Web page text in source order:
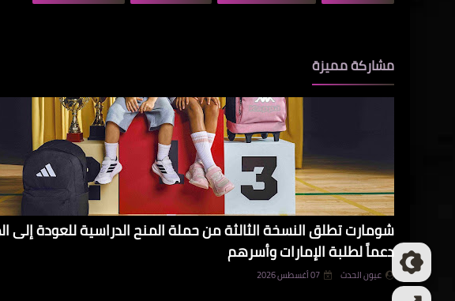
مشاركة مميزة
شومارت تطلق النسخة الثالثة من حملة المنح الدراسية للعودة إلى
دعماً لطلبة الإمارات وأسرهم
عيون الحدث 07 أغسطس 2026